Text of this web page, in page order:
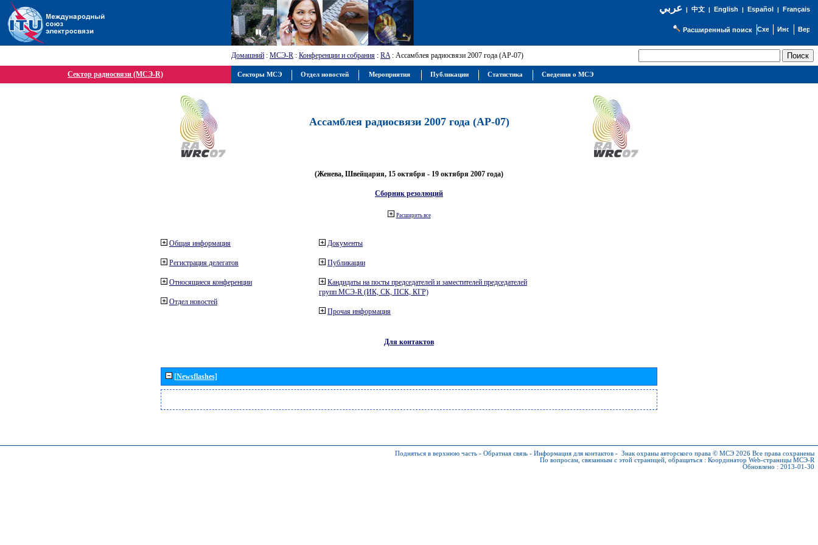
عربي| 中文| English | Español | Français
Расширенный поиск
Домашний : МСЭ-R : Конференции и собрания : RA: Ассамблея радиосвязи 2007 года (АР-07)
Сектор радиосвязи (МСЭ-R)
Ассамблея радиосвязи 2007 года (АР-07)
(Женева, Швейцария, 15 октября - 19 октября 2007 года)
Сборник резолюций
Расширить все
Общая информация
Регистрация делегатов
Относящиеся конференции
Отдел новостей
Документы
Публикации
Кандидаты на посты председателей и заместителей председателей
групп МСЭ-R (ИК, СК, ПСК, КГР)
Прочая информация
Для контактов
[Newsflashes]
Подняться в верхнюю часть - Обратная связь - Информация для контактов - Знак охраны авторского права © МСЭ 2026 Все права сохранены
По вопросам, связанным с этой страницей, обращаться : Координатор Web-страницы МСЭ-R
Обновлено : 2013-01-30
Секторы МСЭ Отдел новостей Мероприятия Публикации Статистика Сведения о МСЭ